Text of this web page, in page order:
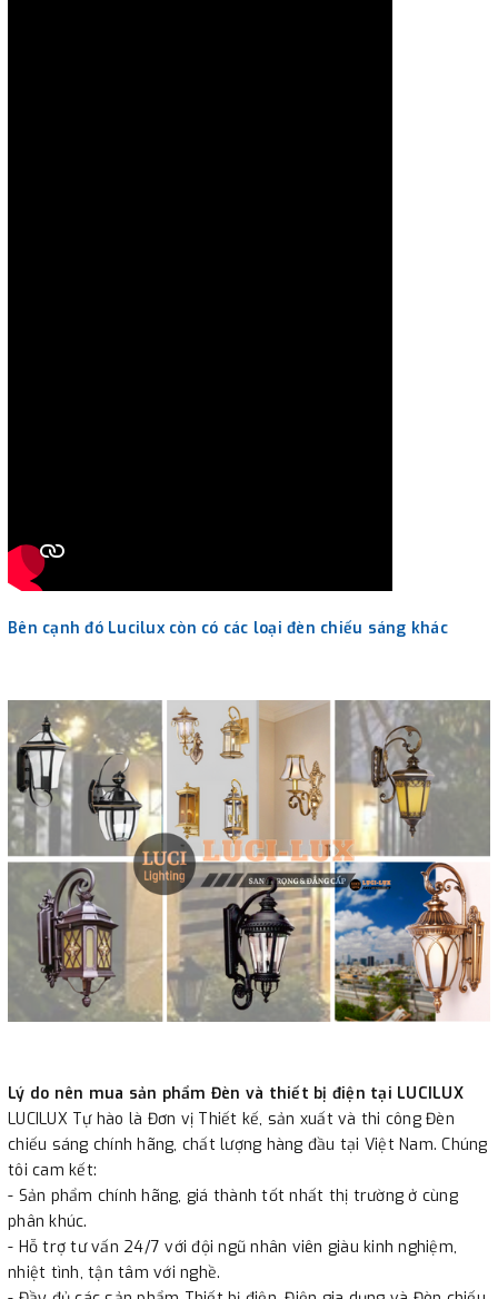
Bên cạnh đó Lucilux còn có các loại đèn chiếu sáng khác
Lý do nên mua sản phẩm Đèn và thiết bị điện tại LUCILUX
LUCILUX Tự hào là Đơn vị Thiết kế, sản xuất và thi công Đèn
chiếu sáng chính hãng, chất lượng hàng đầu tại Việt Nam. Chúng
tôi cam kết:
- Sản phẩm chính hãng, giá thành tốt nhất thị trường ở cùng
phân khúc.
- Hỗ trợ tư vấn 24/7 với đội ngũ nhân viên giàu kinh nghiệm,
nhiệt tình, tận tâm với nghề.